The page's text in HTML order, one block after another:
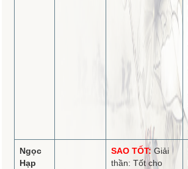
Ngọc
Hạp
SAO TỐT:Giải
thần: Tốt cho